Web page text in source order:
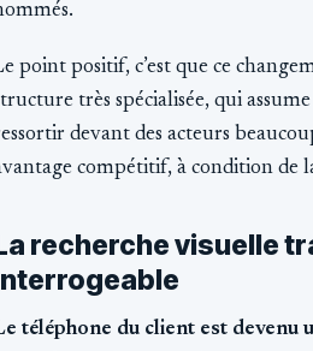
point positif, c’est que ce
très spécialisée, qui
devant des acteurs
compétitif, à condition de
recherche visuelle
téléphone du client est devenu